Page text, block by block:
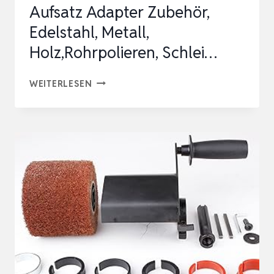
Aufsatz Adapter Zubehör,
Edelstahl, Metall,
Holz,Rohrpolieren, Schlei…
WEITERLESEN AIDELIFE
EDELSTAHL,
METALL,
HOLZ,ROHRPOLIEREN,
SCHLEI…